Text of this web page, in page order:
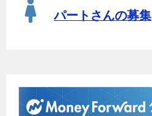
パートさんの募集